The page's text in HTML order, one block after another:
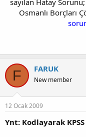
sayılan Hatay
Osmanlı Borçları
F FARUK
New member
12 Ocak 2009
Ynt: Kodlayarak